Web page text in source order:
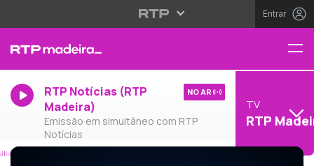
Entrar
RTP Notícias (RTP
Madeira)
Emissão em simultâneo com RTP
Notícias
NO AR
TV
RTP